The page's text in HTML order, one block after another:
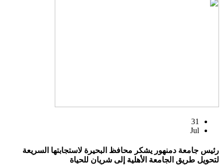
31
Jul
رئيس جامعة دمنهور يشكر محافظ البحيرة لاستجابتها السريعة
لتحويل طريق الجامعة الأهلية إلى شريان للحياة